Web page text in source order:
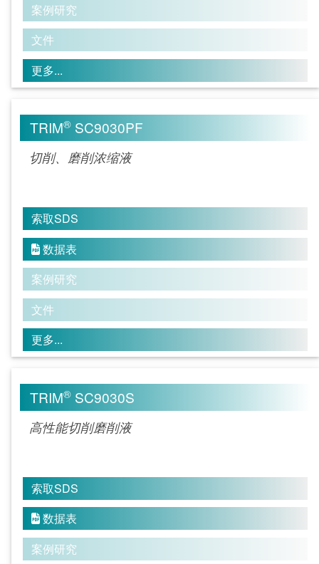
案例研究
文件
更多...
TRIM® SC9030PF
切削、磨削浓缩液
索取SDS
 数据表
案例研究
文件
更多...
TRIM® SC9030S
高性能切削磨削液
索取SDS
 数据表
案例研究